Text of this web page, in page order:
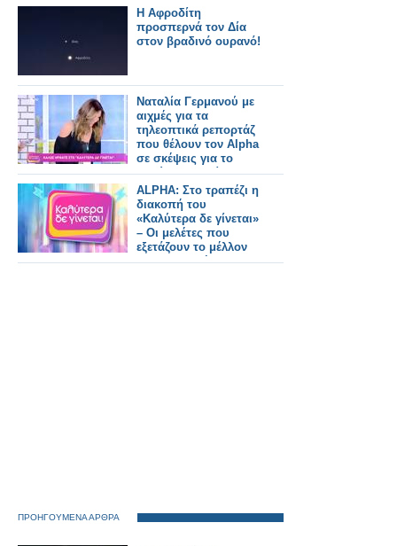
Η Αφροδίτη
προσπερνά τον Δία
στον βραδινό ουρανό!
Ναταλία Γερμανού με
αιχμές για τα
τηλεοπτικά ρεπορτάζ
που θέλουν τον Alpha
σε σκέψεις για το
Καλύτερα δε γίνεται...
ALPHA: Στο τραπέζι η
διακοπή του
«Καλύτερα δε γίνεται»
– Οι μελέτες που
εξετάζουν το μέλλον
της εκπομπής
ΠΡΟΗΓΟΥΜΕΝΑ ΑΡΘΡΑ